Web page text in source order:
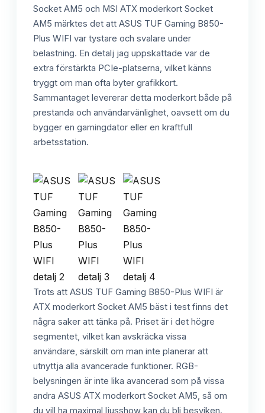
Socket AM5 och MSI ATX moderkort Socket
AM5 märktes det att ASUS TUF Gaming B850-
Plus WIFI var tystare och svalare under
belastning. En detalj jag uppskattade var de
extra förstärkta PCIe-platserna, vilket känns
tryggt om man ofta byter grafikkort.
Sammantaget levererar detta moderkort både på
prestanda och användarvänlighet, oavsett om du
bygger en gamingdator eller en kraftfull
arbetsstation.
Trots att ASUS TUF Gaming B850-Plus WIFI är
ATX moderkort Socket AM5 bäst i test finns det
några saker att tänka på. Priset är i det högre
segmentet, vilket kan avskräcka vissa
användare, särskilt om man inte planerar att
utnyttja alla avancerade funktioner. RGB-
belysningen är inte lika avancerad som på vissa
andra ASUS ATX moderkort Socket AM5, så om
du vill ha maximal ljusshow kan du bli besviken.